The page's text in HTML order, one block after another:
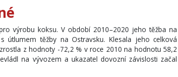
výrobu koksu. V období 2010–2020 jeho těžba na
útlumem těžby na Ostravsku. Klesala jeho celková
z hodnoty -72,2 % v roce 2010 na hodnotu 58,2
na vývozem a ukazatel dovozní závislosti začal